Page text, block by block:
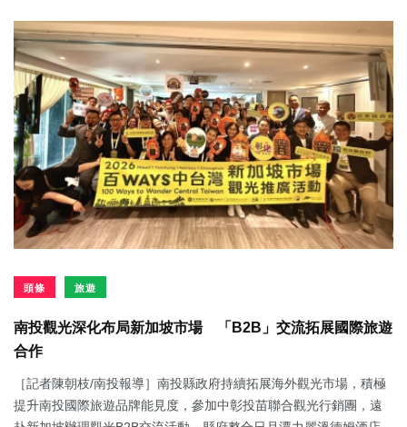
頭條 旅遊
南投觀光深化布局新加坡市場 「B2B」交流拓展國際旅遊
合作
［記者陳朝枝/南投報導］南投縣政府持續拓展海外觀光市場，積極
提升南投國際旅遊品牌能見度，參加中彰投苗聯合觀光行銷團，遠